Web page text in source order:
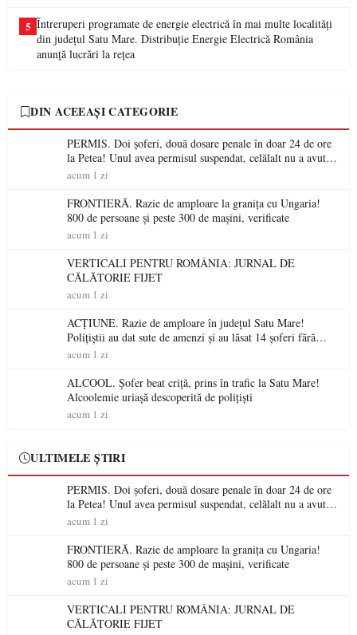
5 Întreruperi programate de energie electrică în mai multe localități
din județul Satu Mare. Distribuție Energie Electrică România
anunță lucrări la rețea
DIN ACEEAȘI CATEGORIE
PERMIS. Doi șoferi, două dosare penale în doar 24 de ore
la Petea! Unul avea permisul suspendat, celălalt nu a avut
niciodată permis
acum 1 zi
FRONTIERĂ. Razie de amploare la granița cu Ungaria!
800 de persoane și peste 300 de mașini, verificate
acum 1 zi
VERTICALI PENTRU ROMÂNIA: JURNAL DE
CĂLĂTORIE FIJET
acum 1 zi
ACȚIUNE. Razie de amploare în județul Satu Mare!
Polițiștii au dat sute de amenzi și au lăsat 14 șoferi fără
permis într-o singură zi
acum 1 zi
ALCOOL. Șofer beat criță, prins în trafic la Satu Mare!
Alcoolemie uriașă descoperită de polițiști
acum 1 zi
ULTIMELE ȘTIRI
PERMIS. Doi șoferi, două dosare penale în doar 24 de ore
la Petea! Unul avea permisul suspendat, celălalt nu a avut
niciodată permis
acum 1 zi
FRONTIERĂ. Razie de amploare la granița cu Ungaria!
800 de persoane și peste 300 de mașini, verificate
acum 1 zi
VERTICALI PENTRU ROMÂNIA: JURNAL DE
CĂLĂTORIE FIJET